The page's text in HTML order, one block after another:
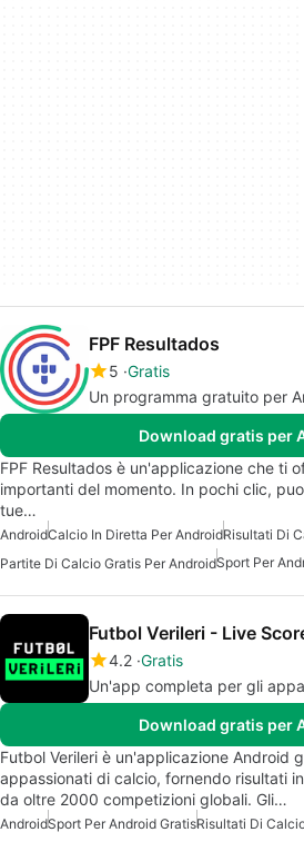
FPF Resultados
5 Gratis
Un programma gratuito per
Download gratis per
FPF Resultados è un'applicazione che ti
importanti del momento. In pochi clic,
tue…
AndroidCalcio In Diretta Per AndroidRisultati Di
Partite Di Calcio Gratis Per AndroidSport Per
Futbol Verileri - Live
4.2 Gratis
Un'app completa per gli
Download gratis per
Futbol Verileri è un'applicazione Android
appassionati di calcio, fornendo risultati
da oltre 2000 competizioni globali. Gli…
AndroidSport Per Android GratisRisultati Di